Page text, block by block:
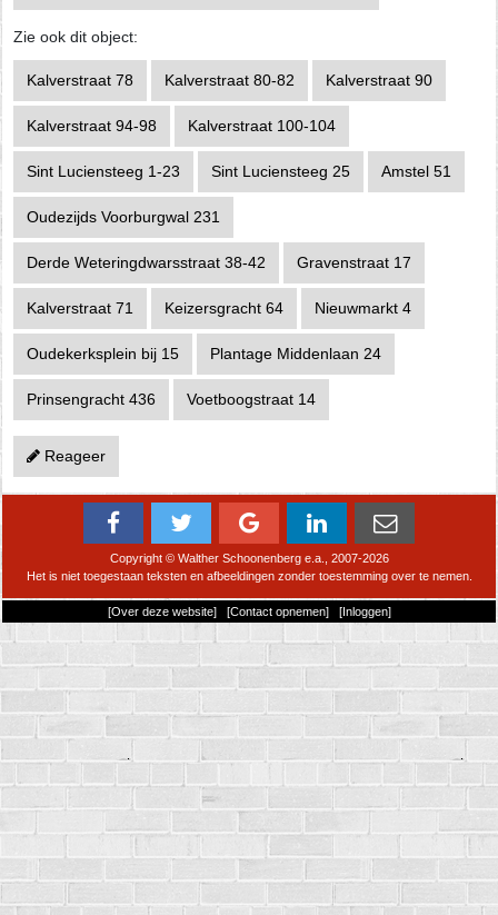
Zie ook dit object:
Kalverstraat 78 Kalverstraat 80-82 Kalverstraat 90
Kalverstraat 94-98 Kalverstraat 100-104
Sint Luciensteeg 1-23 Sint Luciensteeg 25 Amstel 51
Oudezijds Voorburgwal 231
Derde Weteringdwarsstraat 38-42 Gravenstraat 17
Kalverstraat 71 Keizersgracht 64 Nieuwmarkt 4
Oudekerksplein bij 15 Plantage Middenlaan 24
Prinsengracht 436 Voetboogstraat 14
Reageer
Copyright © Walther Schoonenberg e.a., 2007-2026
Het is niet toegestaan teksten en afbeeldingen zonder toestemming over te nemen.
[Over deze website] [Contact opnemen] [Inloggen]